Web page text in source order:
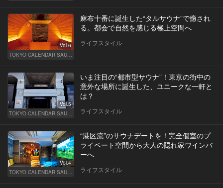
Vol.6
麻布十番に誕生した“タルサウナ”で癒され
る。都会で自然を感じる極上空間へ
ライフスタイル
Vol.5
いま注目の“都市型サウナ”！東京の街中の
意外な場所に誕生した、ユニークな一軒と
は？
ライフスタイル
Vol.4
“港区流”のサウナデートを！完全個室のプ
ライベート空間から大人の隠れ家ワインバ
ーへ
ライフスタイル